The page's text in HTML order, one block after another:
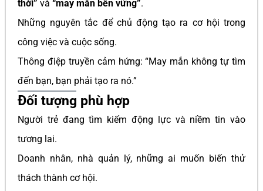
thời” và “may mắn bền vững”.
Những nguyên tắc để chủ động tạo ra cơ hội trong
công việc và cuộc sống.
Thông điệp truyền cảm hứng: “May mắn không tự tìm
đến bạn, bạn phải tạo ra nó.”
Đối tượng phù hợp
Người trẻ đang tìm kiếm động lực và niềm tin vào
tương lai.
Doanh nhân, nhà quản lý, những ai muốn biến thử
thách thành cơ hội.